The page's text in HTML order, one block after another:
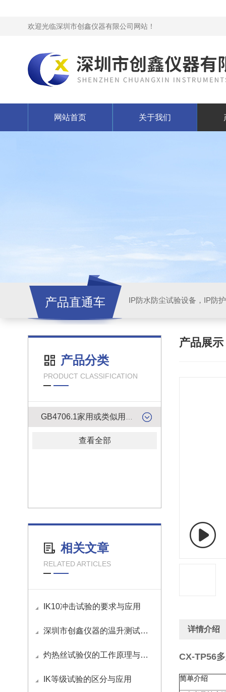
欢迎光临深圳市创鑫仪器有限公司网站！
网站首页 关于我们
产品直通车
产品分类
PRODUCT CLASSIFICATION
查看全部
相关文章
RELATED ARTICLES
IK10冲击试验的要求与应用
深圳市创鑫仪器的温升测试角有哪些优势？
​灼热丝试验仪的工作原理与操作方法
IK等级试验的区分与应用
产品展示
详情介绍
CX-TP56
简单介绍